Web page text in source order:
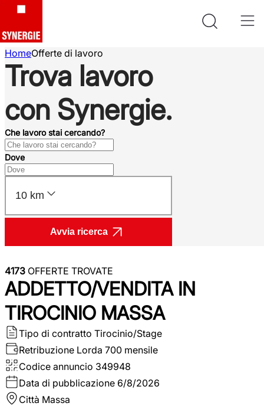
HomeOfferte di lavoro
Trova lavoro
con Synergie.
Che lavoro stai cercando?
Dove
10 km
Avvia ricerca
4173 OFFERTE TROVATE
ADDETTO/VENDITA IN
TIROCINIO MASSA
Tipo di contratto Tirocinio/Stage
Retribuzione Lorda 700 mensile
Codice annuncio 349948
Data di pubblicazione 6/8/2026
Città Massa